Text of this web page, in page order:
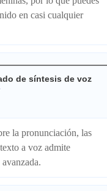
en casi cualquier
de síntesis de voz
la pronunciación, las
a voz admite